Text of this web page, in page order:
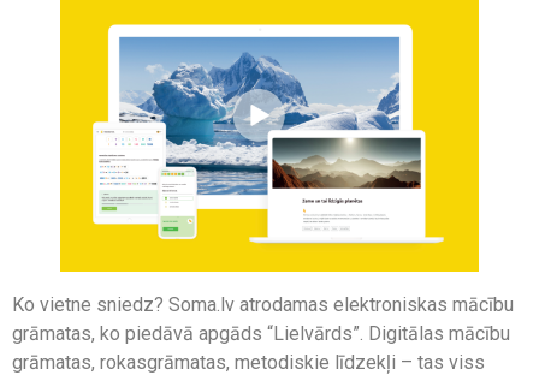
Ko vietne sniedz? Soma.lv atrodamas elektroniskas mācību
grāmatas, ko piedāvā apgāds “Lielvārds”. Digitālas mācību
grāmatas, rokasgrāmatas, metodiskie līdzekļi – tas viss